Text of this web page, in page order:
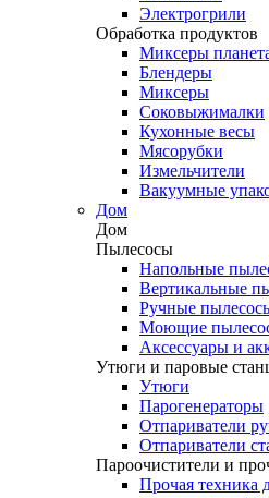
Электрогрили
Обработка продуктов
Миксеры
Блендеры
Миксеры
Соковыжималки
Кухонные весы
Мясорубки
Измельчители
Вакуумные
Дом
Дом
Пылесосы
Напольные
Вертикальные
Ручные
Моющие
Аксессуары и
Утюги и паровые
Утюги
Парогенераторы
Отпариватели
Отпариватели
Пароочистители и
Прочая техника